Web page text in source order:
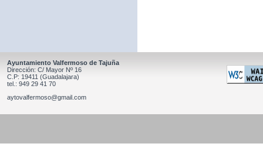
Ayuntamiento Valfermoso de Tajuña
Dirección: C/ Mayor Nº 16
C.P: 19411 (Guadalajara)
tel.: 949 29 41 70
aytovalfermoso@gmail.com